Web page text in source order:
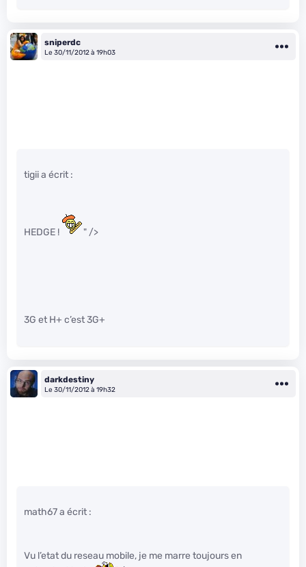
sniperdc
Le 30/11/2012 à 19h03
tigii a écrit :
HEDGE ! " />
3G et H+ c’est 3G+
darkdestiny
Le 30/11/2012 à 19h32
math67 a écrit :
Vu l’etat du reseau mobile, je me marre toujours en